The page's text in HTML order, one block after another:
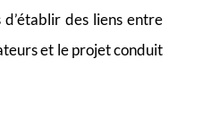
des liens entre
et le projet conduit